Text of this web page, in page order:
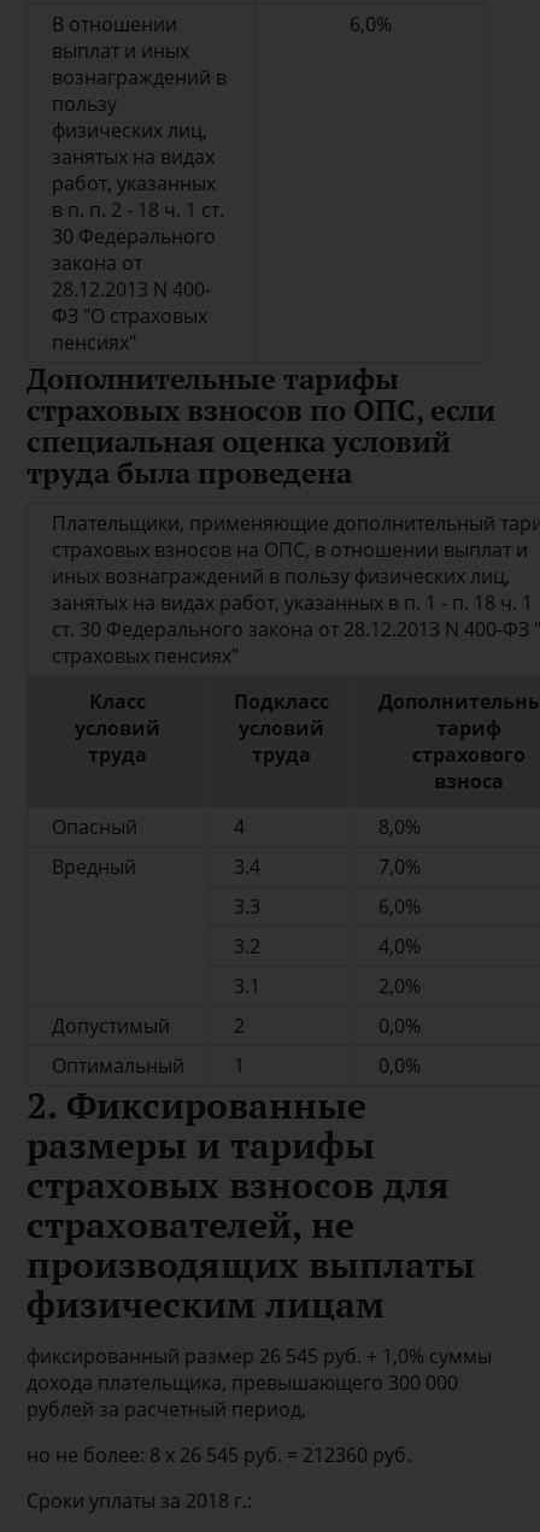
В отношении
выплат и иных
вознаграждений в
пользу
физических лиц,
занятых на видах
работ, указанных
в п. п. 2 - 18 ч. 1 ст.
30 Федерального
закона от
28.12.2013 N 400-
ФЗ "О страховых
пенсиях"
6,0%
Дополнительные тарифы
страховых взносов по ОПС, если
специальная оценка условий
труда была проведена
Плательщики, применяющие дополнительный
страховых взносов на ОПС, в отношении выплат и
иных вознаграждений в пользу физических лиц,
занятых на видах работ, указанных в п. 1 - п. 18 ч. 1
ст. 30 Федерального закона от 28.12.2013 N 400-ФЗ
страховых пенсиях"
Класс
условий
труда
Подкласс
условий
труда
тариф
страхового
взноса
Опасный
4
8,0%
Вредный
3.4
7,0%
3.3
6,0%
3.2
4,0%
3.1
2,0%
Допустимый
2
0,0%
Оптимальный
1 0,0%
2. Фиксированные
размеры и тарифы
страховых взносов для
страхователей, не
производящих выплаты
физическим лицам
фиксированный размер 26 545 руб. + 1,0% суммы
дохода плательщика, превышающего 300 000
рублей за расчетный период,
но не более: 8 х 26 545 руб. = 212360 руб.
Сроки уплаты за 2018 г.: